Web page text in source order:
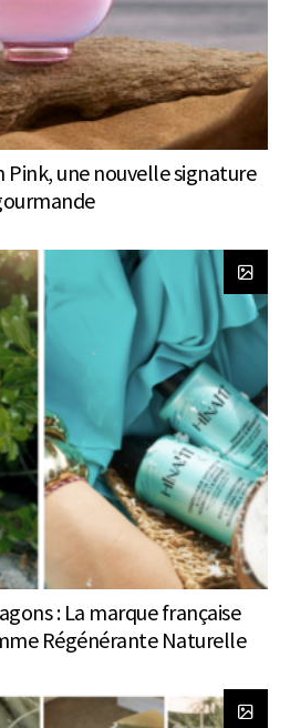
Pink, une nouvelle signature
: La marque française
Régénérante Naturelle